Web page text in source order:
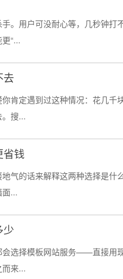
。用户可没耐心等，几秒钟打
“...
去
肯定遇到过这种情况：花几千
搜...
省钱
气的话来解释这两种选择是什
...
少
选择模板网站服务——直接用
来...